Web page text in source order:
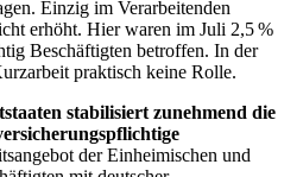
Einzig im Verarbeitenden
erhöht. Hier waren im Juli 2,5 %
Beschäftigten betroffen. In der
praktisch keine Rolle.
stabilisiert zunehmend die
der Einheimischen und